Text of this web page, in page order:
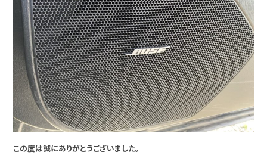
この度は誠にありがとうございました。